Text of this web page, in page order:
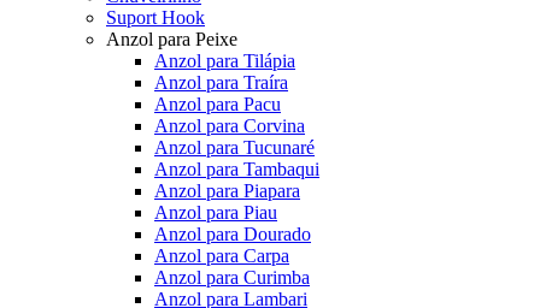
Suport Hook
Anzol para Peixe
Anzol para Tilápia
Anzol para Traíra
Anzol para Pacu
Anzol para Corvina
Anzol para Tucunaré
Anzol para Tambaqui
Anzol para Piapara
Anzol para Piau
Anzol para Dourado
Anzol para Carpa
Anzol para Curimba
Anzol para Lambari